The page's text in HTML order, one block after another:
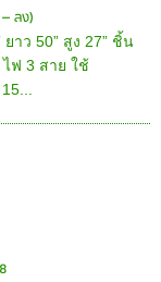
ลง)
าว 50” สูง 27” ชิ้น
ไฟ 3 สาย ใช้